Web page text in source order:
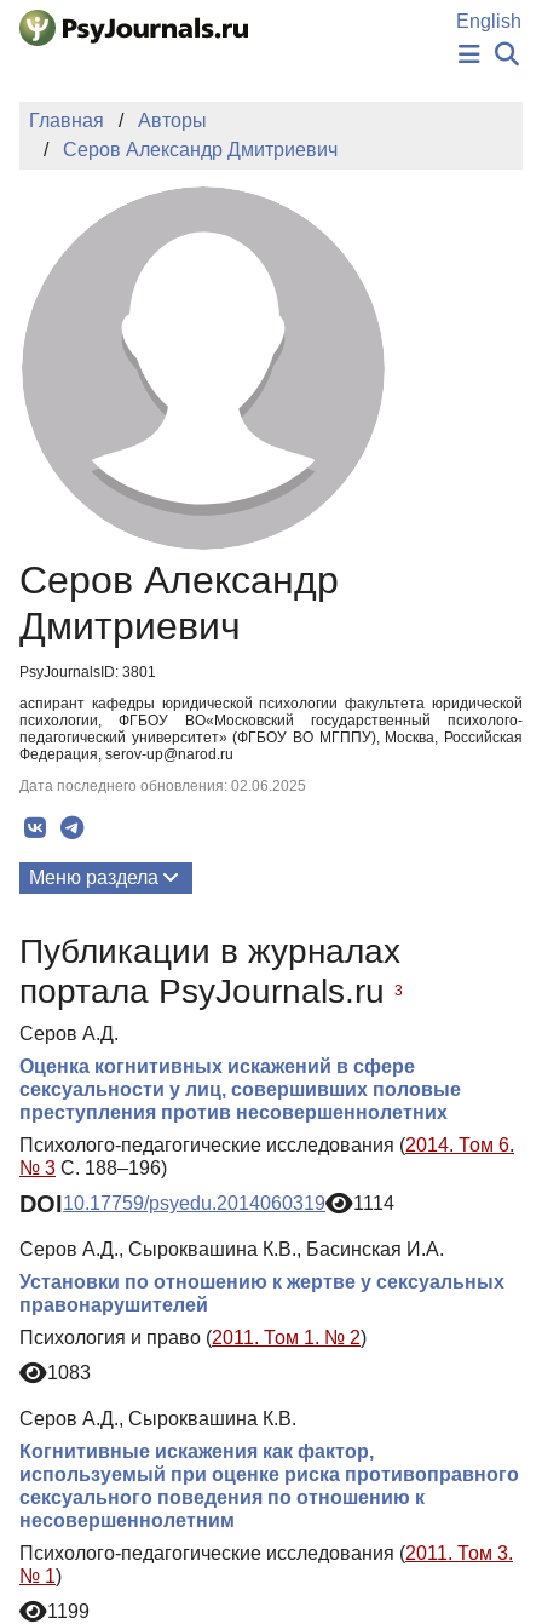
Перейти к основному содержанию
English
ИЗДАНИЯ
АВТОРЫ
ПОДАТЬ РУКОПИСЬ
БАЗА ЗНАНИЙ
КЛЮЧЕВЫЕ СЛОВА
Регистрация
Главная
Авторы
Серов Александр Дмитриевич
Серов Александр
Дмитриевич
PsyJournalsID: 3801
аспирант кафедры юридической психологии факультета юридической
психологии, ФГБОУ ВО«Московский государственный психолого-
педагогический университет» (ФГБОУ ВО МГППУ), Москва, Российская
Федерация, serov-up@narod.ru
Дата последнего обновления: 02.06.2025
Меню раздела
Публикации в журналах
портала PsyJournals.ru
3
Серов А.Д.
Оценка когнитивных искажений в сфере
сексуальности у лиц, совершивших половые
преступления против несовершеннолетних
Психолого-педагогические исследования (2014. Том 6.
№ 3 С. 188–196)
DOI10.17759/psyedu.2014060319 1114
Серов А.Д., Сыроквашина К.В., Басинская И.А.
Установки по отношению к жертве у сексуальных
правонарушителей
Психология и право (2011. Том 1. № 2)
1083
Серов А.Д., Сыроквашина К.В.
Когнитивные искажения как фактор,
используемый при оценке риска противоправного
сексуального поведения по отношению к
несовершеннолетним
Психолого-педагогические исследования (2011. Том 3.
№ 1)
1199